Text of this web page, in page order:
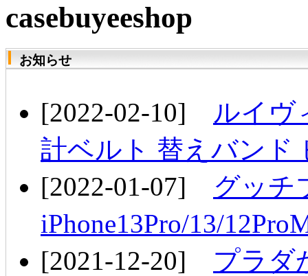
casebuyeeshop
お知らせ
[2022-02-10] ルイヴ
計ベルト 替えバンド
[2022-01-07] グッチ
iPhone13Pro/13/
[2021-12-20] プラダ